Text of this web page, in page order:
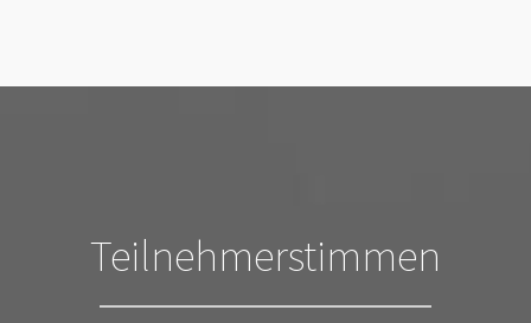
Teilnehmerstimmen